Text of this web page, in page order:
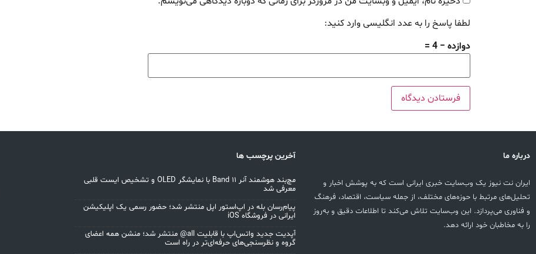
لطفا پاسخ را به عدد انگلیسی وارد کنید:
دوازده − 4 =
درباره ما
ایران نت نیوز یک وب‌سایت خبری ایرانی است که به پوشش اخبار و
تحلیل‌های مرتبط با حوزه‌های مختلف، از جمله سیاست، اقتصاد، فرهنگ
و فناوری می‌پردازد. این وب‌سایت تلاش می‌کند تا اطلاعات دقیق و به‌روز
را به مخاطبان خود ارائه دهد.
آخرین پرچسب ها
مچ‌بند هوشمند آنر Band 11 با نمایشگر OLED و تشخیص ایست قلبی
معرفی شد
پیام‌رسان بله در اپ‌استور اپل منتشر شد؛ حضور رسمی یک اپلیکیشن
ایرانی در فروشگاه iOS
آپدیت جدید واتس‌اپ با قابلیت all@ منتشر شد؛ منشن همه اعضای
گروه و نظرسنجی‌های حرفه‌ای‌تر در راه است